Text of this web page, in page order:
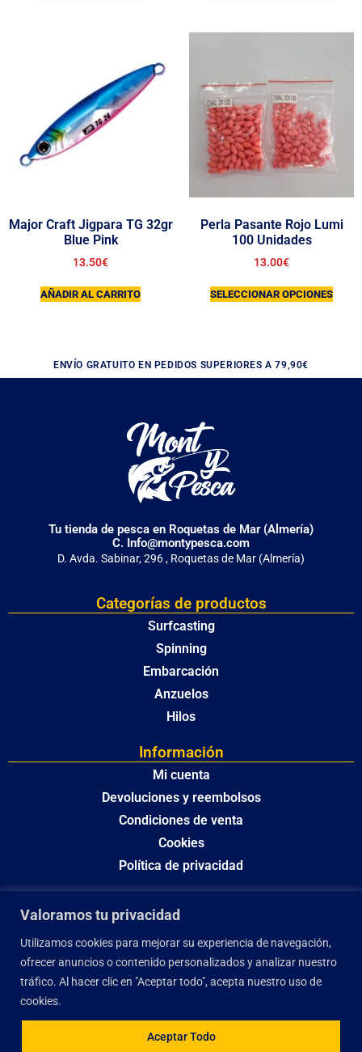
Valoramos tu privacidad
Utilizamos cookies para mejorar su experiencia de navegación,
ofrecer anuncios o contenido personalizados y analizar nuestro
tráfico. Al hacer clic en "Aceptar todo", acepta nuestro uso de
cookies.
Aceptar Todo
Major Craft Jigpara TG 32gr
Blue Pink
13.50€
AÑADIR AL CARRITO
Perla Pasante Rojo Lumi
100 Unidades
13.00€
SELECCIONAR OPCIONES
ENVÍO GRATUITO EN PEDIDOS SUPERIORES A 79,90€
Tu tienda de pesca en Roquetas de Mar (Almería)
C. Info@montypesca.com
D. Avda. Sabinar, 296 , Roquetas de Mar (Almería)
Categorías de productos
Surfcasting
Spinning
Embarcación
Anzuelos
Hilos
Información
Mi cuenta
Devoluciones y reembolsos
Condiciones de venta
Cookies
Política de privacidad